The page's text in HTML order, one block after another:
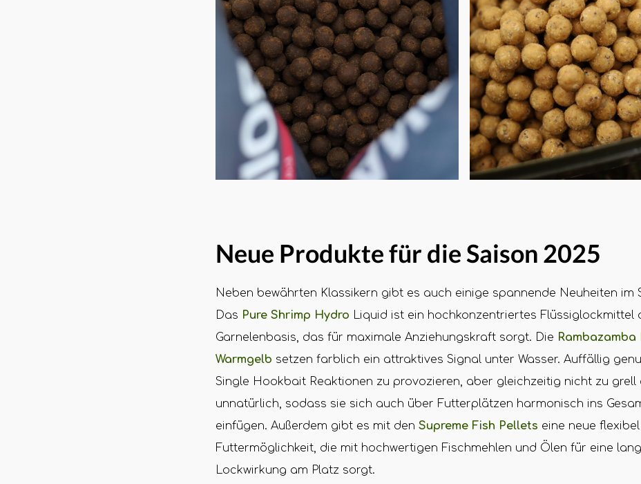
Neue Produkte für die Saison 2025
Neben bewährten Klassikern gibt es auch einige spannende Neuheiten im
Das Pure Shrimp Hydro Liquid ist ein hochkonzentriertes Flüssiglockmittel
Garnelenbasis, das für maximale Anziehungskraft sorgt. Die Rambazamba
Warmgelb setzen farblich ein attraktives Signal unter Wasser. Auffällig
Single Hookbait Reaktionen zu provozieren, aber gleichzeitig nicht zu grell
unnatürlich, sodass sie sich auch über Futterplätzen harmonisch ins
einfügen. Außerdem gibt es mit den Supreme Fish Pellets eine neue
Futtermöglichkeit, die mit hochwertigen Fischmehlen und Ölen für eine
Lockwirkung am Platz sorgt.